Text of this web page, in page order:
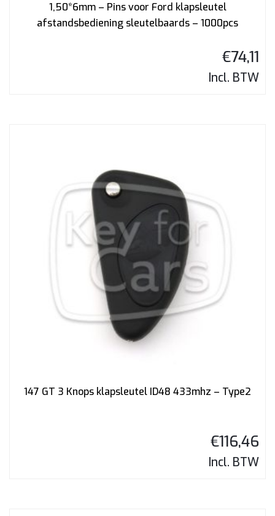
1,50*6mm – Pins voor Ford klapsleutel
afstandsbediening sleutelbaards – 1000pcs
€74,11
Incl. BTW
147 GT 3 Knops klapsleutel ID48 433mhz – Type2
€116,46
Incl. BTW